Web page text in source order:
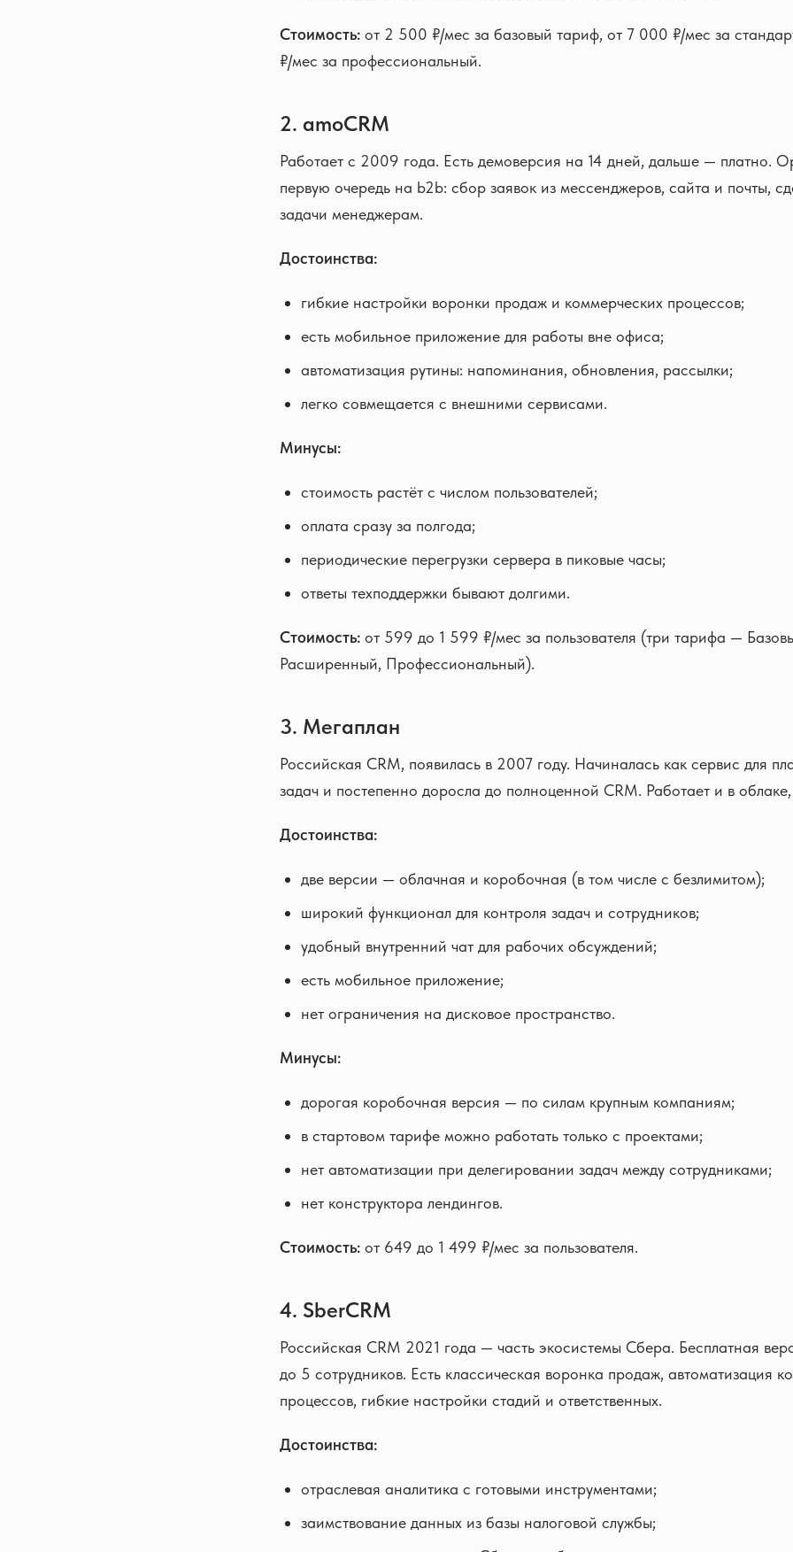
Стоимость: от 2 500 ₽/мес за базовый тариф, от 7 000 ₽/мес за
₽/мес за профессиональный.
2. amoCRM
Работает с 2009 года. Есть демоверсия на 14 дней, дальше — платно.
первую очередь на b2b: сбор заявок из мессенджеров, сайта и почты,
задачи менеджерам.
Достоинства:
гибкие настройки воронки продаж и коммерческих процессов;
есть мобильное приложение для работы вне офиса;
автоматизация рутины: напоминания, обновления, рассылки;
легко совмещается с внешними сервисами.
Минусы:
стоимость растёт с числом пользователей;
оплата сразу за полгода;
периодические перегрузки сервера в пиковые часы;
ответы техподдержки бывают долгими.
Стоимость: от 599 до 1 599 ₽/мес за пользователя (три тарифа —
Расширенный, Профессиональный).
3. Мегаплан
Российская CRM, появилась в 2007 году. Начиналась как сервис для
задач и постепенно доросла до полноценной CRM. Работает и в
Достоинства:
две версии — облачная и коробочная (в том числе с безлимитом);
широкий функционал для контроля задач и сотрудников;
удобный внутренний чат для рабочих обсуждений;
есть мобильное приложение;
нет ограничения на дисковое пространство.
Минусы:
дорогая коробочная версия — по силам крупным компаниям;
в стартовом тарифе можно работать только с проектами;
нет автоматизации при делегировании задач между сотрудниками;
нет конструктора лендингов.
Стоимость: от 649 до 1 499 ₽/мес за пользователя.
4. SberCRM
Российская CRM 2021 года — часть экосистемы Сбера. Бесплатная
до 5 сотрудников. Есть классическая воронка продаж, автоматизация
процессов, гибкие настройки стадий и ответственных.
Достоинства:
отраслевая аналитика с готовыми инструментами;
заимствование данных из базы налоговой службы;